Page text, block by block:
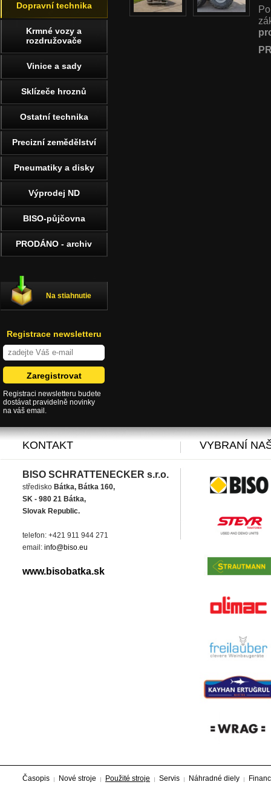
Dopravní technika
Krmné vozy a
rozdružovače
Vinice a sady
Sklízeče hroznů
Ostatní technika
Precizní zemědělství
Pneumatiky a disky
Výprodej ND
BISO-půjčovna
PRODÁNO - archiv
Na stiahnutie
Registrace newsletteru
Registraci newsletteru budete
dostávat pravidelně novinky
na váš email.
KONTAKT
BISO SCHRATTENECKER s.r.o.
středisko Bátka, Bátka 160,
SK - 980 21 Bátka,
Slovak Republic.
telefon: +421 911 944 271
email: info@biso.eu
www.bisobatka.sk
VYBRANÍ
Časopis Nové stroje Použité stroje Servis Náhradné diely